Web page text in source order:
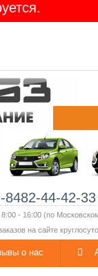
16-клап.
8482-44-42-33
- 16:00 (по
на сайте
о нас